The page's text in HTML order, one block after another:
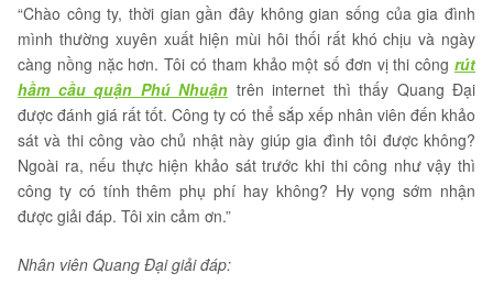
“Chào công ty, thời gian gần đây không gian sống của gia đình
mình thường xuyên xuất hiện mùi hôi thối rất khó chịu và ngày
càng nồng nặc hơn. Tôi có tham khảo một số đơn vị thi công rút
hầm cầu quận Phú Nhuận trên internet thì thấy Quang Đại
được đánh giá rất tốt. Công ty có thể sắp xếp nhân viên đến khảo
sát và thi công vào chủ nhật này giúp gia đình tôi được không?
Ngoài ra, nếu thực hiện khảo sát trước khi thi công như vậy thì
công ty có tính thêm phụ phí hay không? Hy vọng sớm nhận
được giải đáp. Tôi xin cảm ơn.”
Nhân viên Quang Đại giải đáp: